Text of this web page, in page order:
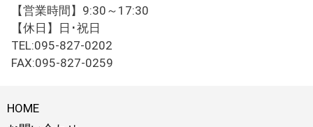
【営業時間】9:30～17:30
【休日】日･祝日
TEL:095-827-0202
FAX:095-827-0259
HOME